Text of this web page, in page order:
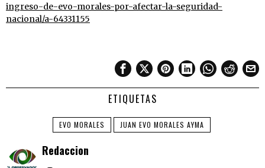
ingreso-de-evo-morales-por-afectar-la-seguridad-
nacional/a-64331155
ETIQUETAS
EVO MORALES JUAN EVO MORALES AYMA
Redaccion